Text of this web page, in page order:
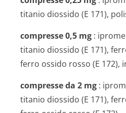
titanio diossido (E 171),
compresse 0,5 mg :
titanio diossido (E 171),
ferro ossido rosso (E 172),
compresse da 2 mg :
titanio diossido (E 171),